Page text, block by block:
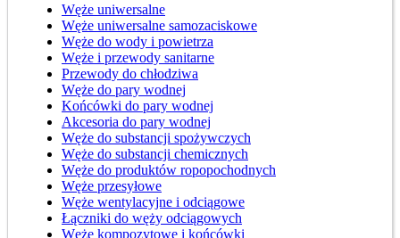
Węże uniwersalne
Węże uniwersalne samozaciskowe
Węże do wody i powietrza
Węże i przewody sanitarne
Przewody do chłodziwa
Węże do pary wodnej
Końcówki do pary wodnej
Akcesoria do pary wodnej
Węże do substancji spożywczych
Węże do substancji chemicznych
Węże do produktów ropopochodnych
Węże przesyłowe
Węże wentylacyjne i odciągowe
Łączniki do węży odciągowych
Węże kompozytowe i końcówki